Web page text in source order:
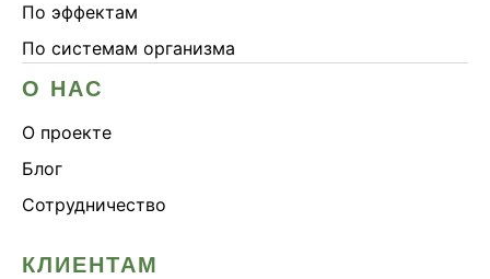
По эффектам
По системам организма
О НАС
О проекте
Блог
Сотрудничество
КЛИЕНТАМ